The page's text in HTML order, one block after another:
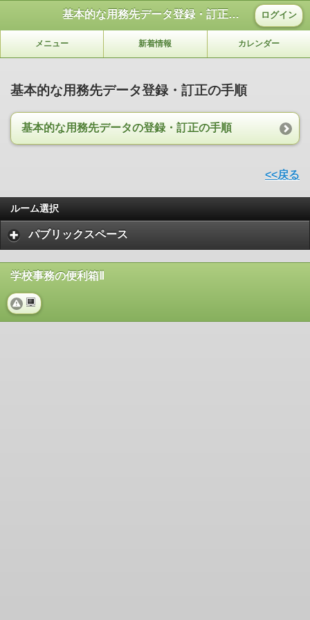
基本的な用務先データ登録・訂正の手順 ログイン
メニュー 新着情報 カレンダー
基本的な用務先データ登録・訂正の手順
基本的な用務先データの登録・訂正の手順
<<戻る
ルーム選択
パブリックスペース
学校事務の便利箱Ⅱ